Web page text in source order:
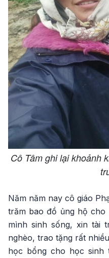
Cô Tâm ghi lại khoảnh
Năm năm nay cô giáo
trăm bao đồ ủng hộ
mình sinh sống, xin tài
nghèo, trao tặng rất
học bổng cho học sinh